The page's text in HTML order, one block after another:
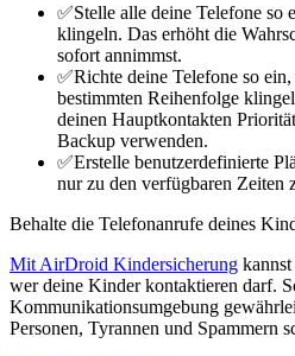
✅Stelle alle deine Telefone so
klingeln. Das erhöht die
sofort annimmst.
✅Richte deine Telefone so
bestimmten Reihenfolge
deinen Hauptkontakten
Backup verwenden.
✅Erstelle benutzerdefinierte
nur zu den verfügbaren Zeiten
Behalte die Telefonanrufe deines
Mit AirDroid Kindersicherung
wer deine Kinder kontaktieren darf.
Kommunikationsumgebung
Personen, Tyrannen und Spammern